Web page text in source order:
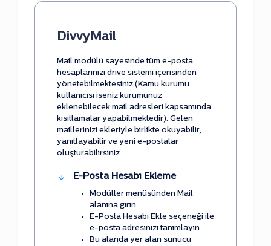
DivvyMail
Mail modülü sayesinde tüm e-posta
hesaplarınızı drive sistemi içerisinden
yönetebilmektesiniz (Kamu kurumu
kullanıcısı iseniz kurumunuz
eklenebilecek mail adresleri kapsamında
kısıtlamalar yapabilmektedir). Gelen
maillerinizi ekleriyle birlikte okuyabilir,
yanıtlayabilir ve yeni e-postalar
oluşturabilirsiniz.
E-Posta Hesabı Ekleme
Modüller menüsünden Mail
alanına girin.
E-Posta Hesabı Ekle seçeneği ile
e-posta adresinizi tanımlayın.
Bu alanda yer alan sunucu